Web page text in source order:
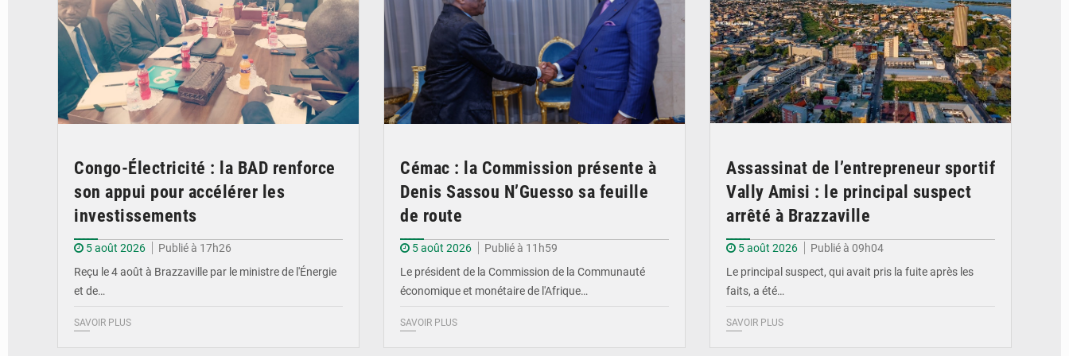
Congo-Électricité : la BAD renforce
son appui pour accélérer les
investissements
5 août 2026
Publié à 17h26
Reçu le 4 août à Brazzaville par le ministre de l'Énergie
et de…
SAVOIR PLUS
Cémac : la Commission présente à
Denis Sassou N’Guesso sa feuille
de route
5 août 2026
Publié à 11h59
Le président de la Commission de la Communauté
économique et monétaire de l'Afrique…
SAVOIR PLUS
Assassinat de l’entrepreneur sportif
Vally Amisi : le principal suspect
arrêté à Brazzaville
5 août 2026
Publié à 09h04
Le principal suspect, qui avait pris la fuite après les
faits, a été…
SAVOIR PLUS